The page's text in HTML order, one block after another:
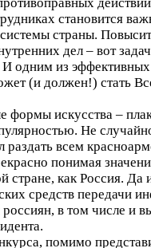
становится
страны.
дел – вот
одним из эффективных
(и должен!) стать
формы искусства –
Не
раздать всем
понимая
стране, как Россия.
средств передачи
в том числе и
помимо